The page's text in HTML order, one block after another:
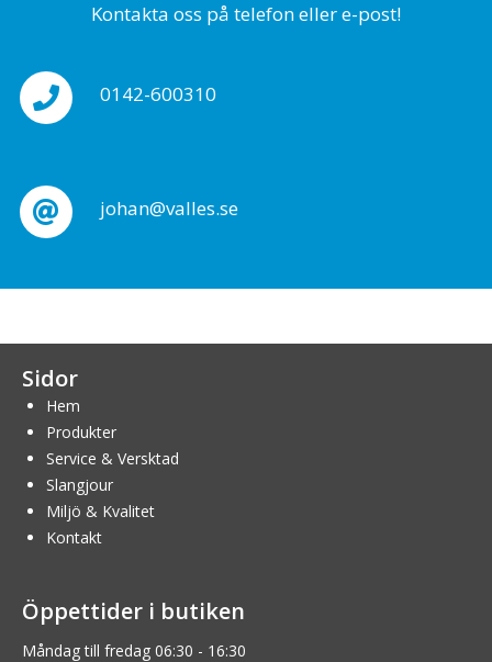
Kontakta oss på telefon eller e-post!
0142-600310
johan@valles.se
Sidor
Hem
Produkter
Service & Versktad
Slangjour
Miljö & Kvalitet
Kontakt
Öppettider i butiken
Måndag till fredag 06:30 - 16:30